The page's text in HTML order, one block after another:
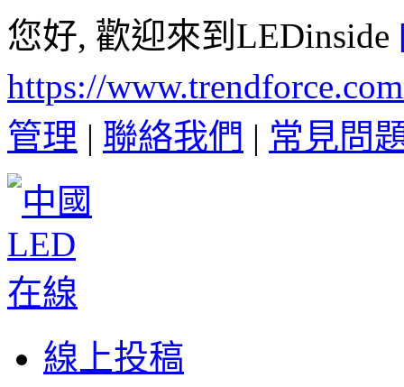
您好, 歡迎來到LEDinside
https://
管理 | 聯絡我們 | 常見問
線上投稿